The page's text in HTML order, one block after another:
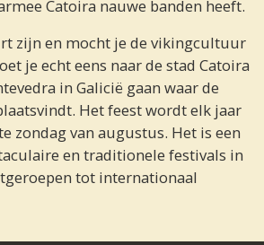
Catoira nauwe banden heeft.
zijn en mocht je de vikingcultuur
je echt eens naar de stad Catoira
in Galicië gaan waar de
Het feest wordt elk jaar
zondag van augustus. Het is een
en traditionele festivals in
tot internationaal